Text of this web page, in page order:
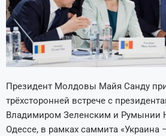
Президент Молдовы Майя Санду
трёхсторонней встрече с
Владимиром Зеленским и Румынии
Одессе, в рамках саммита «Украина